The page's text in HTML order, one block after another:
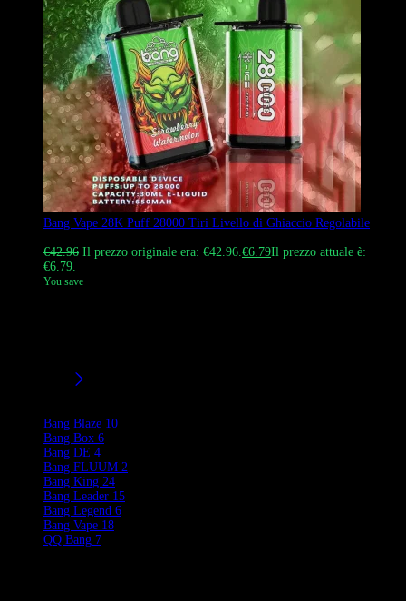
Bang Vape 28K Puff 28000 Tiri Livello di Ghiaccio Regolabile
€42.96 Il prezzo originale era: €42.96.€6.79Il prezzo attuale è:
€6.79.
You save
Bang Blaze 10
Bang Box 6
Bang DE 4
Bang FLUUM 2
Bang King 24
Bang Leader 15
Bang Legend 6
Bang Vape 18
QQ Bang 7